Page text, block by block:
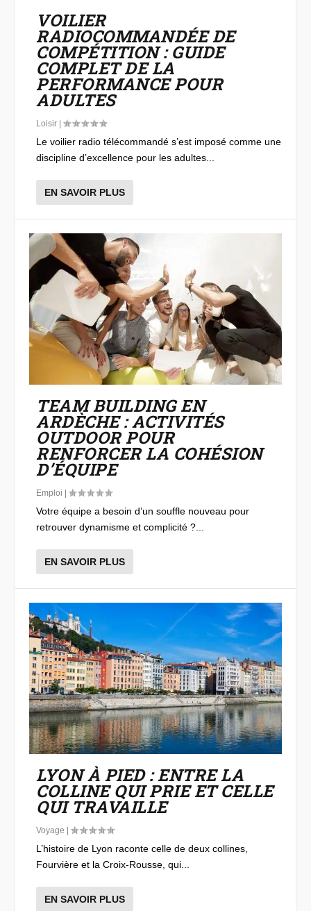
VOILIER
RADIOCOMMANDÉE DE
COMPÉTITION : GUIDE
COMPLET DE LA
PERFORMANCE POUR
ADULTES
Loisir |
Le voilier radio télécommandé s’est imposé comme une
discipline d’excellence pour les adultes...
EN SAVOIR PLUS
TEAM BUILDING EN
ARDÈCHE : ACTIVITÉS
OUTDOOR POUR
RENFORCER LA COHÉSION
D’ÉQUIPE
Emploi |
Votre équipe a besoin d’un souffle nouveau pour
retrouver dynamisme et complicité ?...
EN SAVOIR PLUS
LYON À PIED : ENTRE LA
COLLINE QUI PRIE ET CELLE
QUI TRAVAILLE
Voyage |
L’histoire de Lyon raconte celle de deux collines,
Fourvière et la Croix-Rousse, qui...
EN SAVOIR PLUS